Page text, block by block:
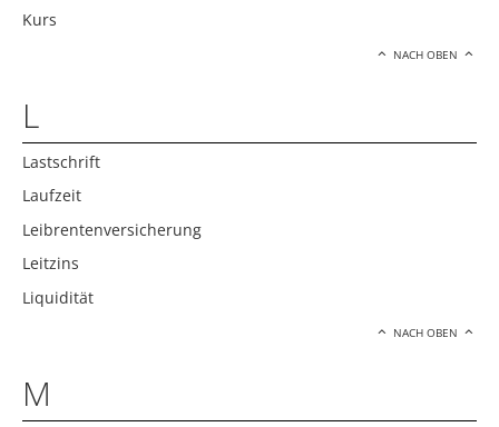
Kurs
NACH OBEN
L
Lastschrift
Laufzeit
Leibrentenversicherung
Leitzins
Liquidität
NACH OBEN
M